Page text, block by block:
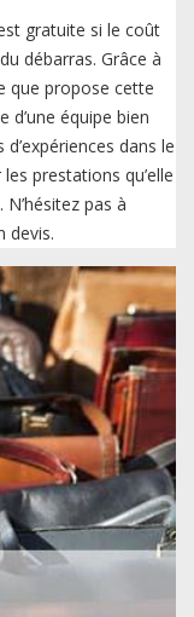
gratuite si le coût
débarras. Grâce à
que propose cette
d’une équipe bien
dans le
prestations qu’elle
pas à
devis.